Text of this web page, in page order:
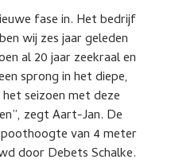
fase in. Het bedrijf
wij zes jaar geleden
al 20 jaar zeekraal en
sprong in het diepe,
seizoen met deze
zegt Aart-Jan. De
van 4 meter
door Debets Schalke.